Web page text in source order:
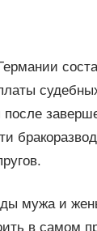
после
мужа и
в самом